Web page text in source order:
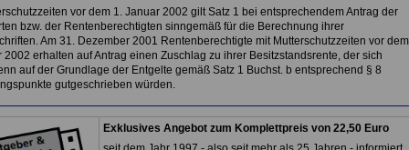
vor dem 1. Januar 2002 gilt Satz 1 bei entsprechendem Antrag der
bzw. der Rentenberechtigten sinngemäß für die Berechnung ihrer
Am 31. Dezember 2001 Rentenberechtigte mit Mutterschutzzeiten vor dem
2002 erhalten auf Antrag einen Zuschlag zu ihrer Besitzstandsrente, der sich
auf der Grundlage der Entgelte gemäß Satz 1 Buchst. b entsprechend § 8
gutgeschrieben würden.
Exklusives Angebot zum Komplettpreis von 22,50 Euro